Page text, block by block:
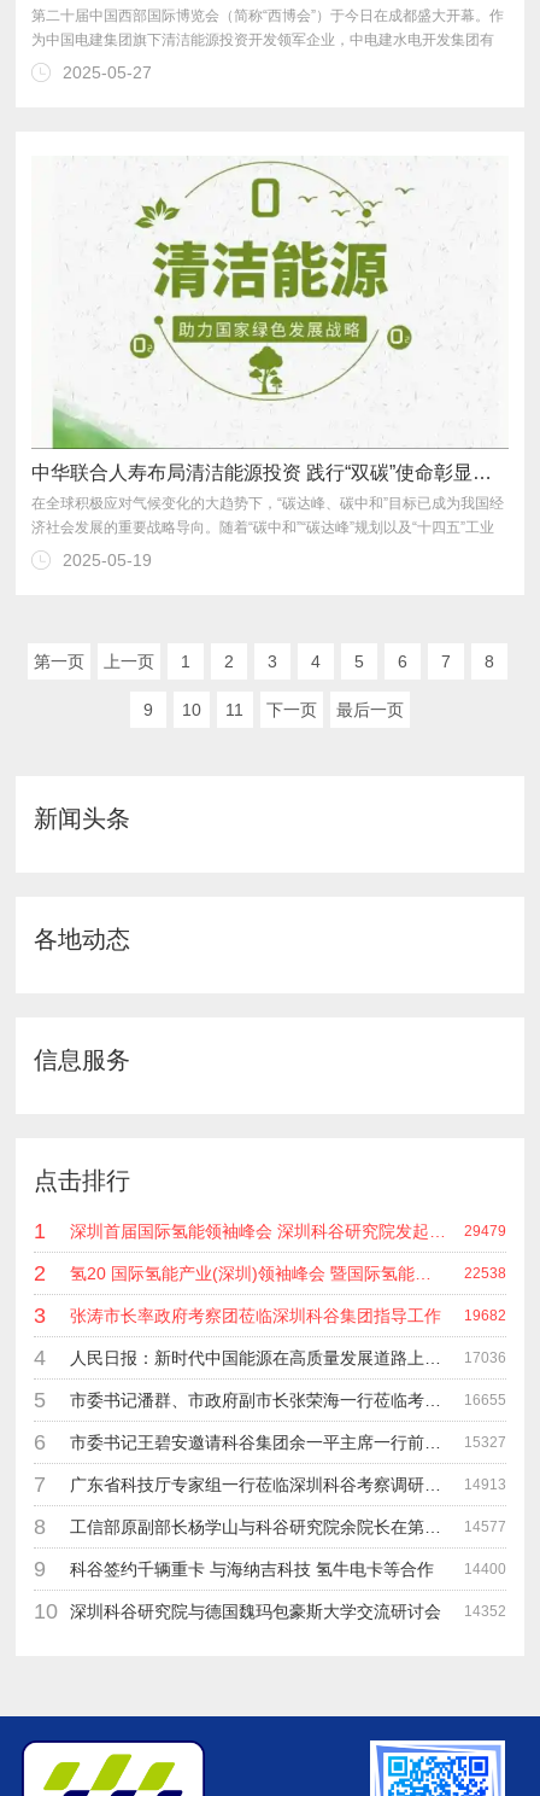
2025-05-27
中华联合人寿布局清洁能源投资 践行“双碳”使命彰显保险担当
2025-05-19
第一页 上一页 1 2 3 4 5 6 7 8
9 10 11 下一页 最后一页
新闻头条
各地动态
信息服务
点击排行
1 深圳首届国际氢能领袖峰会 深圳科谷研究院发起主办 在深能源集团成功召开 会上相关单位 研发机构 龙头企业等签约合作 29479
2 氢20 国际氢能产业(深圳)领袖峰会 暨国际氢能产业链展览会 22538
3 张涛市长率政府考察团莅临深圳科谷集团指导工作 19682
4 人民日报：新时代中国能源在高质量发展道路上奋勇前进 17036
5 市委书记潘群、市政府副市长张荣海一行莅临考察指导工作 16655
6 市委书记王碧安邀请科谷集团余一平主席一行前往工业转移园考察合作 15327
7 广东省科技厅专家组一行莅临深圳科谷考察调研“未来能源中心”项目 14913
8 工信部原副部长杨学山与科谷研究院余院长在第九届中电博览会交流 14577
9 科谷签约千辆重卡 与海纳吉科技 氢牛电卡等合作 14400
10 深圳科谷研究院与德国魏玛包豪斯大学交流研讨会 14352